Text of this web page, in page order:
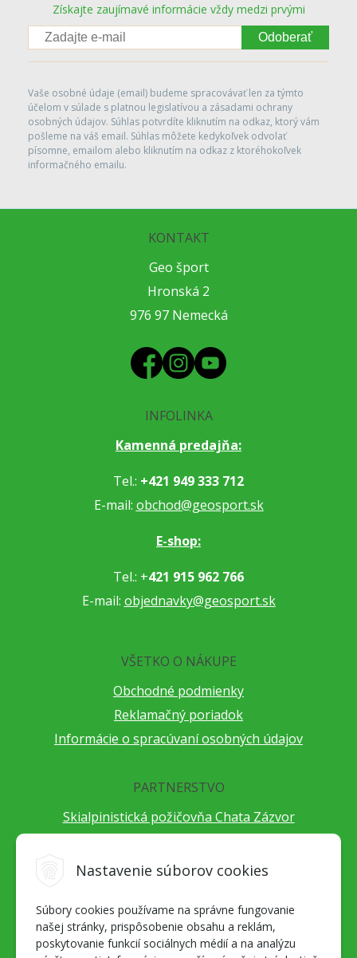
Nastavenie súborov cookies
Súbory cookies používame na správne fungovanie
našej stránky, prispôsobenie obsahu a reklám,
poskytovanie funkcií sociálnych médií a na analýzu
Získajte zaujímavé informácie vždy medzi prvými
Odoberať
Vaše osobné údaje (email) budeme spracovávať len za týmto
účelom v súlade s platnou legislatívou a zásadami ochrany
osobných údajov. Súhlas potvrdíte kliknutím na odkaz, ktorý vám
pošleme na váš email. Súhlas môžete kedykoľvek odvolať
písomne, emailom alebo kliknutím na odkaz z ktoréhokoľvek
informačného emailu.
KONTAKT
Geo šport
Hronská 2
976 97 Nemecká
INFOLINKA
Kamenná predajňa:
Tel.: +421 949 333 712
E-mail: obchod@geosport.sk
E-shop:
Tel.: +421 915 962 766
E-mail: objednavky@geosport.sk
VŠETKO O NÁKUPE
Obchodné podmienky
Reklamačný poriadok
Informácie o spracúvaní osobných údajov
PARTNERSTVO
Skialpinistická požičovňa Chata Zázvor
Cestovateľský festival Cestou necestou
Alpenverein Slovensko
Hore-dole Derešom